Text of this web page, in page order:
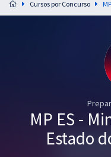
residências em saúde do Brasil
Graduação
Cursos por Concurso
MP ES -
Estado